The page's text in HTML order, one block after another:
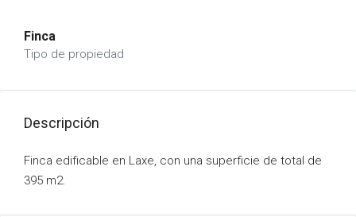
Finca
Tipo de propiedad
Descripción
Finca edificable en Laxe, con una superficie de total de
395 m2.